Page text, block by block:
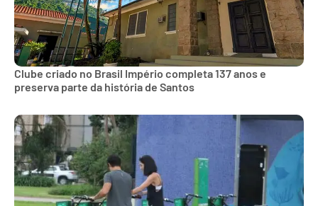
Clube criado no Brasil Império completa 137 anos e
preserva parte da história de Santos